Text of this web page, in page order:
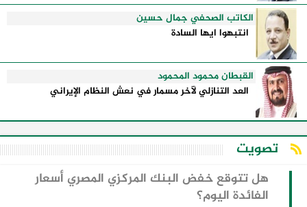
الكاتب الصحفي جمال حسين
انتبهوا ايها السادة
القبطان محمود المحمود
العد التنازلي لآخر مسمار في نعش النظام الإيراني
تصويت
هل تتوقع خفض البنك المركزي المصري أسعار
الفائدة اليوم؟